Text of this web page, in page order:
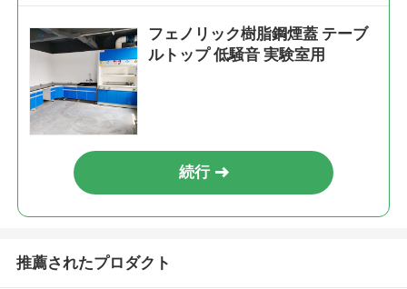
フェノリック樹脂鋼煙蓋 テーブ
ルトップ 低騒音 実験室用
続行
推薦されたプロダクト